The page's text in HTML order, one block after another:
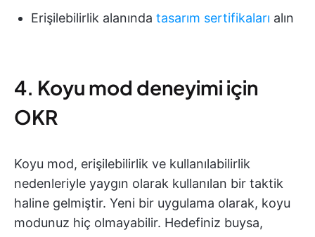
Erişilebilirlik alanında tasarım sertifikaları alın
4. Koyu mod deneyimi için
OKR
Koyu mod, erişilebilirlik ve kullanılabilirlik
nedenleriyle yaygın olarak kullanılan bir taktik
haline gelmiştir. Yeni bir uygulama olarak, koyu
modunuz hiç olmayabilir. Hedefiniz buysa,